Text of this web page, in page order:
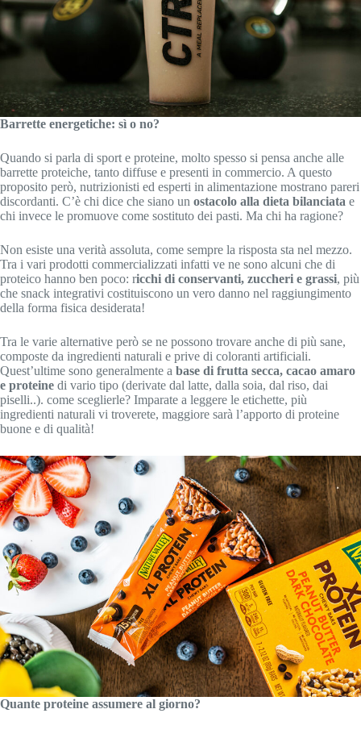
Barrette energetiche: sì o no?
Quando si parla di sport e proteine, molto spesso si pensa anche alle
barrette proteiche, tanto diffuse e presenti in commercio. A questo
proposito però, nutrizionisti ed esperti in alimentazione mostrano pareri
discordanti. C’è chi dice che siano un ostacolo alla dieta bilanciata e
chi invece le promuove come sostituto dei pasti. Ma chi ha ragione?
Non esiste una verità assoluta, come sempre la risposta sta nel mezzo.
Tra i vari prodotti commercializzati infatti ve ne sono alcuni che di
proteico hanno ben poco: ricchi di conservanti, zuccheri e grassi, più
che snack integrativi costituiscono un vero danno nel raggiungimento
della forma fisica desiderata!
Tra le varie alternative però se ne possono trovare anche di più sane,
composte da ingredienti naturali e prive di coloranti artificiali.
Quest’ultime sono generalmente a base di frutta secca, cacao amaro
e proteine di vario tipo (derivate dal latte, dalla soia, dal riso, dai
piselli..). come sceglierle? Imparate a leggere le etichette, più
ingredienti naturali vi troverete, maggiore sarà l’apporto di proteine
buone e di qualità!
Quante proteine assumere al giorno?